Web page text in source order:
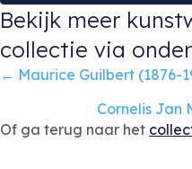
Bekijk meer
collectie via
Posts
navigation
← Maurice Guilbert (1876-
Cornelis Jan
Of ga terug naar het